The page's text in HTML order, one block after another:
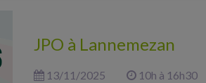
JPO à Lannemezan
13/11/2025 10h à 16h30